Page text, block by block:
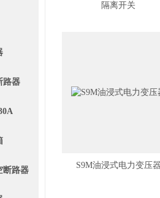
路器
断路器
隔离开关
S9M油浸式电力变压